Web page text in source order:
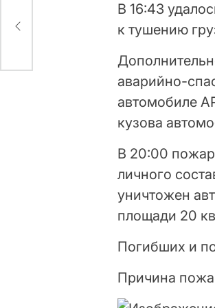
В 16:43
к тушению
аварийно-
автомобиле
кузова
В 20:00
личного
уничтожен
площади 20
Погибших и
Причина